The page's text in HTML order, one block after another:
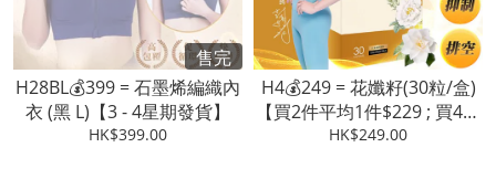
售完
H28BL💰399 = 石墨烯編織內
衣 (黑 L)【3 - 4星期發貨】
HK$399.00
H4💰249 = 花孅籽(30粒/盒)
【買2件平均1件$229 ; 買4件
平均1件$199】【3 - 4星期發
HK$249.00